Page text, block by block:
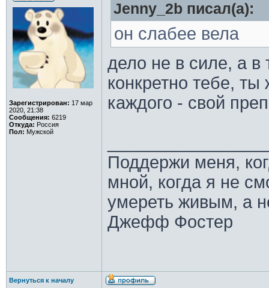
Зарегистрирован: 17 мар
2020, 21:38
Сообщения: 6219
Откуда: Россия
Пол: Мужской
Jenny_2b писал(а):
он слабее вела
дело не в силе, а в
конкретно тебе,
каждого - свой
Поддержи меня,
мной, когда я не
умереть живым, а
Джефф Фостер
Вернуться к началу